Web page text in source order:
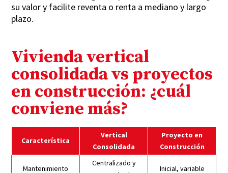
su valor y facilite reventa o renta a mediano y largo
plazo.
Vivienda vertical
consolidada vs proyectos
en construcción: ¿cuál
conviene más?
Característica
Vertical
Consolidada
Proyecto en
Construcción
Mantenimiento
Centralizado y
Inicial, variable